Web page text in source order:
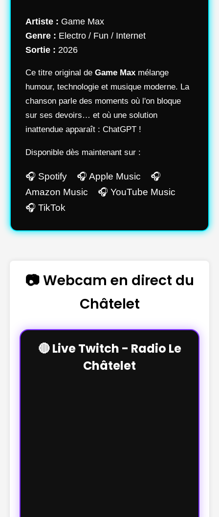
Artiste : Game Max
Genre : Electro / Fun / Internet
Sortie : 2026
Ce titre original de Game Max mélange
humour, technologie et musique moderne. La
chanson parle des moments où l'on bloque
sur ses devoirs… et où une solution
inattendue apparaît : ChatGPT !
Disponible dès maintenant sur :
🎧 Spotify 🎧 Apple Music 🎧
Amazon Music 🎧 YouTube Music
🎧 TikTok
📷 Webcam en direct du
Châtelet
🔴 Live Twitch - Radio Le
Châtelet